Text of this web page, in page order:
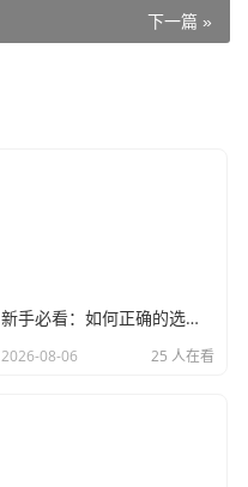
下一篇 »
新手必看：如何正确的选择代理ip软件，别再交智商税了
2026-08-06 25 人在看